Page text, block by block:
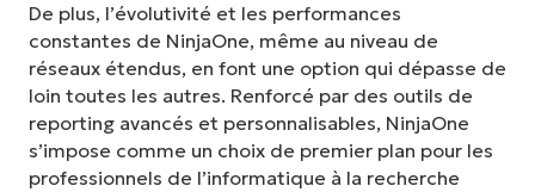
De plus, l’évolutivité et les performances
constantes de NinjaOne, même au niveau de
réseaux étendus, en font une option qui dépasse de
loin toutes les autres. Renforcé par des outils de
reporting avancés et personnalisables, NinjaOne
s’impose comme un choix de premier plan pour les
professionnels de l’informatique à la recherche